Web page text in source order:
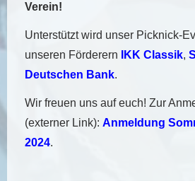
Verein!
Unterstützt wird unser Picknick-
unseren Förderern
IKK Classik,
Deutschen Bank.
Wir freuen uns auf euch! Zur
(externer Link): Anmeldung
2024.